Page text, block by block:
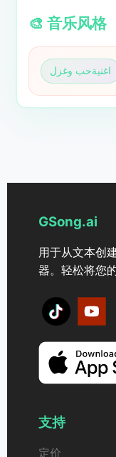
🎨 音乐风格
اغنيةحب وغزل
GSong.ai
用于从文本创
器。轻松将您
支持
定价